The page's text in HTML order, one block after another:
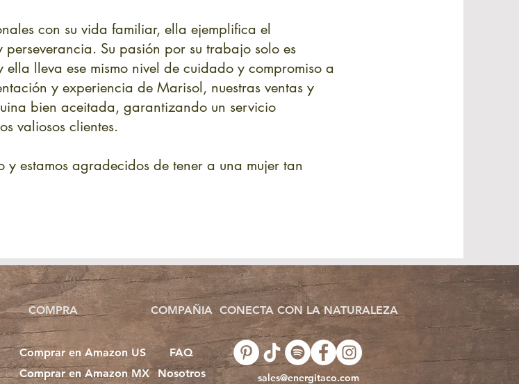
con su vida familiar, ella ejemplifica el
Su pasión por su trabajo solo es
lleva ese mismo nivel de cuidado y compromiso a
y experiencia de Marisol, nuestras ventas y
bien aceitada, garantizando un servicio
valiosos clientes.
estamos agradecidos de tener a una mujer tan
COMPRA
Comprar en Amazon US
Comprar en Amazon MX
COMPAÑIA CONECTA CON LA NATURALEZA
FAQ
Nosotros
sales@energitaco.com